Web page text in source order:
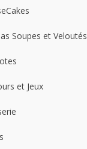
Soupes et Veloutés
et Jeux